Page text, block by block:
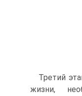
Третий
жизни,